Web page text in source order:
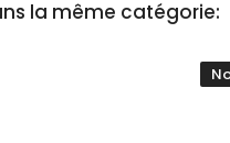
la même catégorie: